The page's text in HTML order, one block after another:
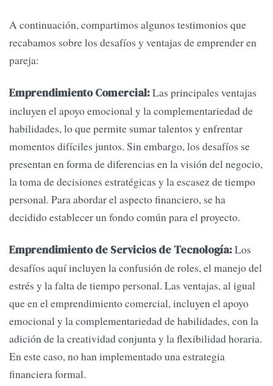
A continuación, compartimos algunos testimonios que
recabamos sobre los desafíos y ventajas de emprender en
pareja:
Emprendimiento Comercial:Las principales ventajas
incluyen el apoyo emocional y la complementariedad de
habilidades, lo que permite sumar talentos y enfrentar
momentos difíciles juntos. Sin embargo, los desafíos se
presentan en forma de diferencias en la visión del negocio,
la toma de decisiones estratégicas y la escasez de tiempo
personal. Para abordar el aspecto financiero, se ha
decidido establecer un fondo común para el proyecto.
Emprendimiento de Servicios de Tecnología:Los
desafíos aquí incluyen la confusión de roles, el manejo del
estrés y la falta de tiempo personal. Las ventajas, al igual
que en el emprendimiento comercial, incluyen el apoyo
emocional y la complementariedad de habilidades, con la
adición de la creatividad conjunta y la flexibilidad horaria.
En este caso, no han implementado una estrategia
financiera formal.